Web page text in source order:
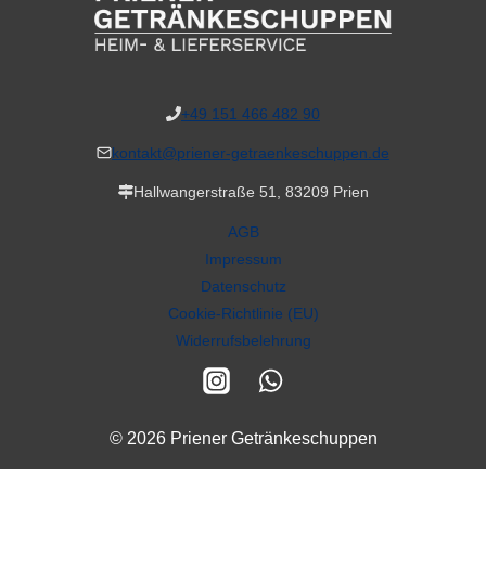
+49 151 466 482 90
kontakt@priener-getraenkeschuppen.de
Hallwangerstraße 51, 83209 Prien
AGB
Impressum
Datenschutz
Cookie-Richtlinie (EU)
Widerrufsbelehrung
© 2026 Priener Getränkeschuppen